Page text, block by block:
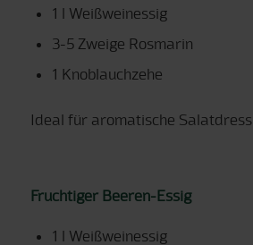
1 l Weißweinessig
3-5 Zweige Rosmarin
1 Knoblauchzehe
Ideal für aromatische
Fruchtiger Beeren-Essig
1 l Weißweinessig